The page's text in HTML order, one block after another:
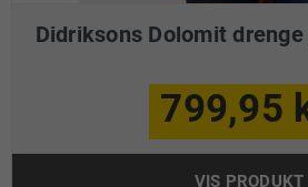
Didriksons Dolomit
799,95
VIS PRODUKT